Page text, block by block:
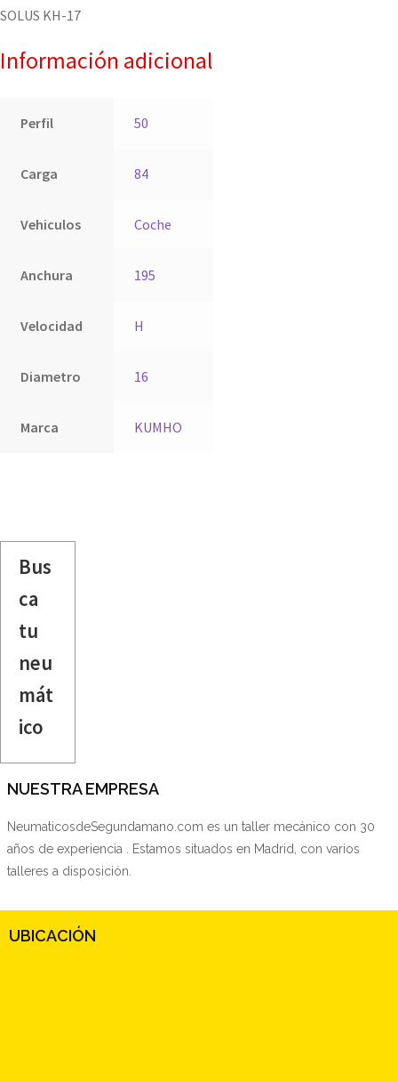
SOLUS KH-17
Información adicional
Perfil 50
Carga 84
Vehiculos Coche
Anchura 195
Velocidad H
Diametro 16
Marca KUMHO
Bus
ca
tu
neu
mát
ico
NUESTRA EMPRESA
NeumaticosdeSegundamano.com es un taller mecánico con 30
años de experiencia . Estamos situados en Madrid, con varios
talleres a disposición.
UBICACIÓN